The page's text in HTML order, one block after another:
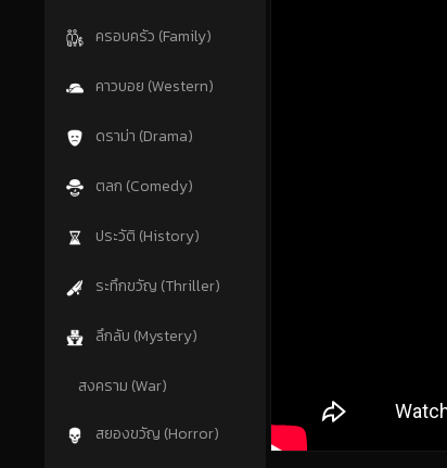
ครอบครัว (Family)
คาวบอย (Western)
ดราม่า (Drama)
ตลก (Comedy)
ประวัติ (History)
ระทึกขวัญ (Thriller)
ลึกลับ (Mystery)
สงคราม (War)
สยองขวัญ (Horror)